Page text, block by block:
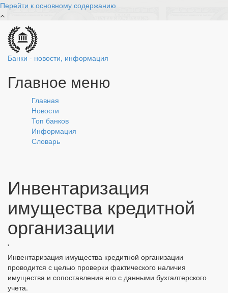
Перейти к основному содержанию
Банки - новости, информация
Главное меню
Главная
Новости
Топ банков
Информация
Словарь
Инвентаризация
имущества кредитной
организации
'
Инвентаризация имущества кредитной организации
проводится с целью проверки фактического наличия
имущества и сопоставления его с данными бухгалтерского
учета.